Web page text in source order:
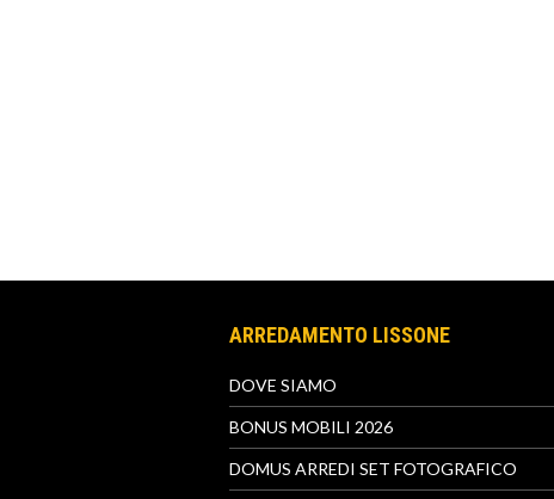
ARREDAMENTO LISSONE
DOVE SIAMO
BONUS MOBILI 2026
DOMUS ARREDI SET FOTOGRAFICO